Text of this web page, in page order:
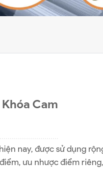
Cam
nay, được sử dụng
ưu nhược điểm